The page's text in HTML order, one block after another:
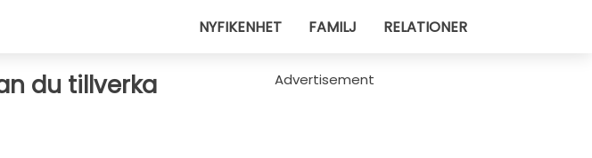
NYFIKENHET FAMILJ RELATIONER
du tillverka
Advertisement